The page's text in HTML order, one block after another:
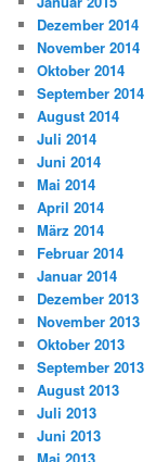
Dezember 2014
November 2014
Oktober 2014
September 2014
August 2014
Juli 2014
Juni 2014
Mai 2014
April 2014
März 2014
Februar 2014
Januar 2014
Dezember 2013
November 2013
Oktober 2013
September 2013
August 2013
Juli 2013
Juni 2013